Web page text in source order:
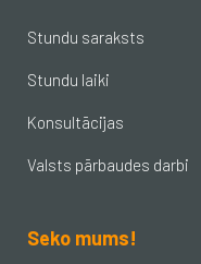
Stundu saraksts
Stundu laiki
Konsultācijas
Valsts pārbaudes darbi
Seko mums!